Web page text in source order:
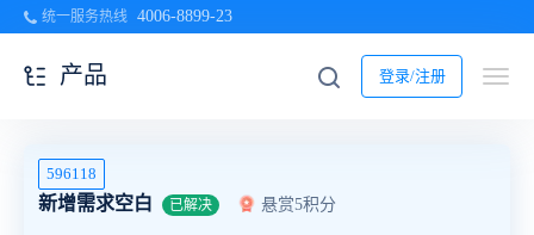
统一服务热线 4006-8899-23
登录/注册
产品
596118
新增需求空白 已解决 悬赏5积分